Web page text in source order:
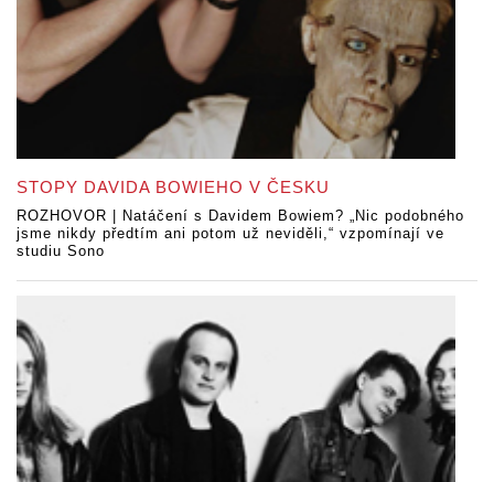
STOPY DAVIDA BOWIEHO V ČESKU
ROZHOVOR | Natáčení s Davidem Bowiem? „Nic podobného
jsme nikdy předtím ani potom už neviděli,“ vzpomínají ve
studiu Sono